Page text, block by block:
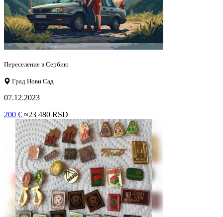
Переселение в Сербию
Град Нови Сад
07.12.2023
200 € ≈23 480 RSD